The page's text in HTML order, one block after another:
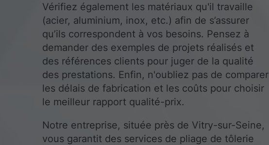
Vérifiez également les matériaux qu'il travaille
(acier, aluminium, inox, etc.) afin de s’assurer
qu’ils correspondent à vos besoins. Pensez à
demander des exemples de projets réalisés et
des références clients pour juger de la qualité
des prestations. Enfin, n'oubliez pas de comparer
les délais de fabrication et les coûts pour choisir
le meilleur rapport qualité-prix.
Notre entreprise, située près de Vitry-sur-Seine,
vous garantit des services de pliage de tôlerie